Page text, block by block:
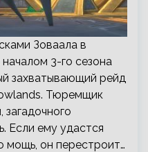
Зоваала в
3-го сезона
захватывающий рейд
Тюремщик
Если ему удастся
мощь, он перестроит…